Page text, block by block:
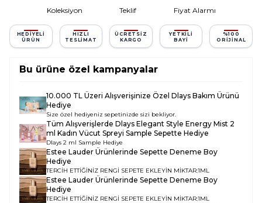
Koleksiyon Teklif Fiyat Alarmı
HEDIYELI
ÜRÜN
HIZLI
TESLIMAT
ÜCRETSIZ
KARGO
YETKILI
BAYI
%100
ORIJINAL
Bu ürüne özel kampanyalar
10.000 TL Üzeri Alışverişinize Özel Dlays Bakım Ürünü
Hediye
Size özel hediyeniz sepetinizde sizi bekliyor.
Tüm Alışverişlerde Dlays Elegant Style Energy Mist 2
ml Kadın Vücut Spreyi Sample Sepette Hediye
Dlays 2 ml Sample Hediye
Estee Lauder Ürünlerinde Sepette Deneme Boy
Hediye
TERCİH ETTİĞİNİZ RENGİ SEPETE EKLEYİN MİKTAR:1ML
Estee Lauder Ürünlerinde Sepette Deneme Boy
Hediye
TERCİH ETTİĞİNİZ RENGİ SEPETE EKLEYİN MİKTAR:1ML